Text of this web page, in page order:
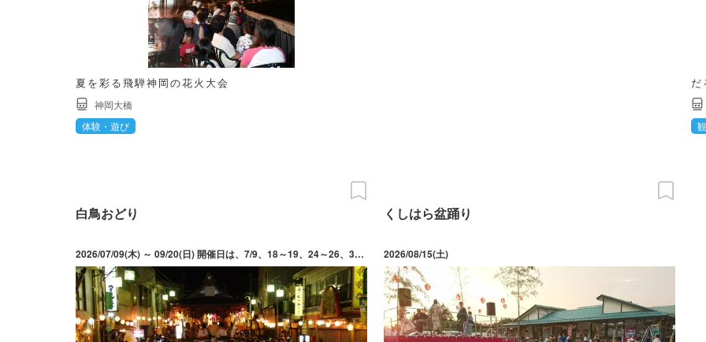
夏を彩る飛騨神岡の花火大会
神岡大橋
体験・遊び
白鳥おどり
2026/07/09(木) ～ 09/20(日) 開催日は、7/9、18～19、24～26、31、8/1～2、8～9、13～17、20、22、29、9/19～20。会場はそれぞれ異なるので、事前に公式HPで詳細の確認。※平日・日曜は22:00頃まで 土曜は23:00頃まで※8/13～15 徹夜おどり 翌朝4:00頃まで
くしはら盆踊り
2026/08/15(土)